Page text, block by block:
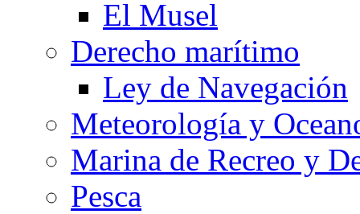
El Musel
Derecho marítimo
Ley de Navegación
Meteorología y
Marina de Recreo y
Pesca